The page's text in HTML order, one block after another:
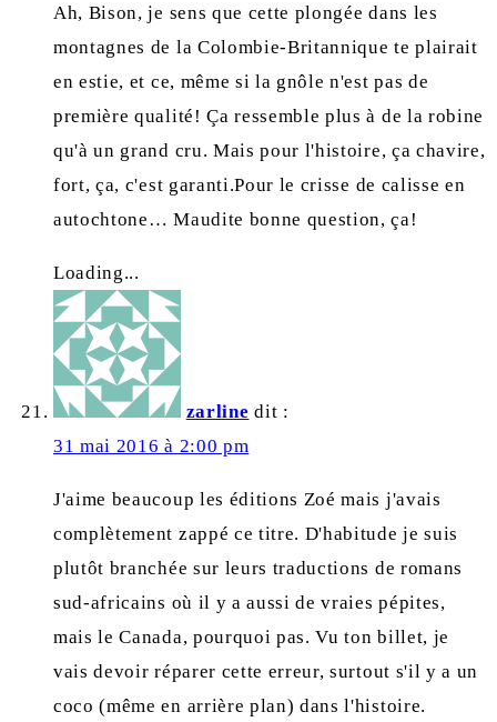
Ah, Bison, je sens que cette plongée dans les
montagnes de la Colombie-Britannique te plairait
en estie, et ce, même si la gnôle n'est pas de
première qualité! Ça ressemble plus à de la robine
qu'à un grand cru. Mais pour l'histoire, ça chavire,
fort, ça, c'est garanti.Pour le crisse de calisse en
autochtone… Maudite bonne question, ça!
Loading...
zarline dit :
31 mai 2016 à 2:00 pm
J'aime beaucoup les éditions Zoé mais j'avais
complètement zappé ce titre. D'habitude je suis
plutôt branchée sur leurs traductions de romans
sud-africains où il y a aussi de vraies pépites,
mais le Canada, pourquoi pas. Vu ton billet, je
vais devoir réparer cette erreur, surtout s'il y a un
coco (même en arrière plan) dans l'histoire.